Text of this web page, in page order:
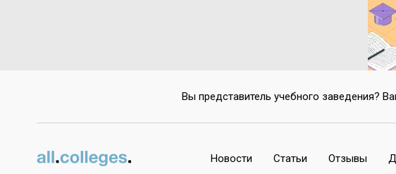
Вы представитель учебного заведения?
Новости Статьи Отзывы